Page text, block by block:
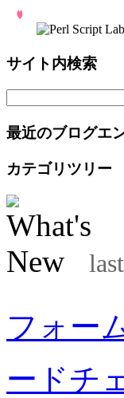
サイト内検索
最近のブログエ
カテゴリツリー
フォー
ードチ